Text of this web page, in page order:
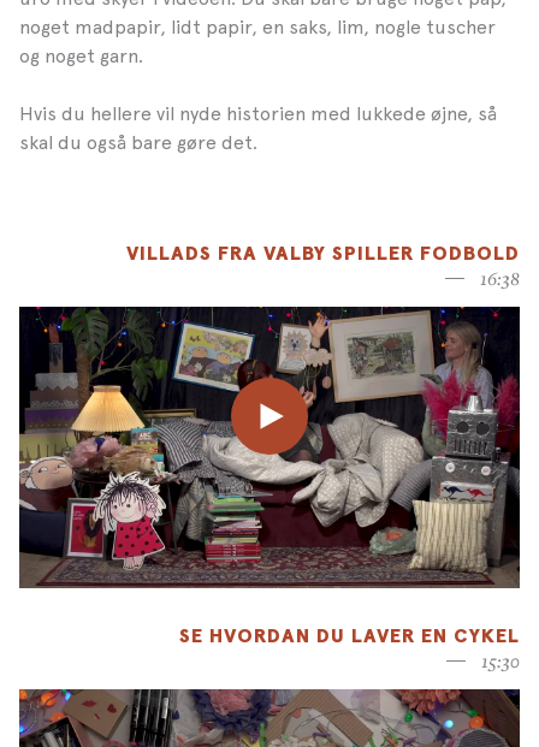
noget madpapir, lidt papir, en saks, lim, nogle tuscher
og noget garn.
Hvis du hellere vil nyde historien med lukkede øjne, så
skal du også bare gøre det.
VILLADS FRA VALBY SPILLER FODBOLD
16:38
SE HVORDAN DU LAVER EN CYKEL
15:30